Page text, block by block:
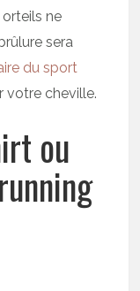
orteils ne
sera
du sport
votre cheville.
ou